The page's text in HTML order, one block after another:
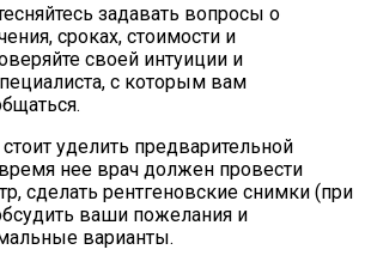
задавать вопросы о
сроках, стоимости и
своей интуиции и
с которым вам
уделить предварительной
нее врач должен провести
сделать рентгеновские снимки (при
ваши пожелания и
варианты.